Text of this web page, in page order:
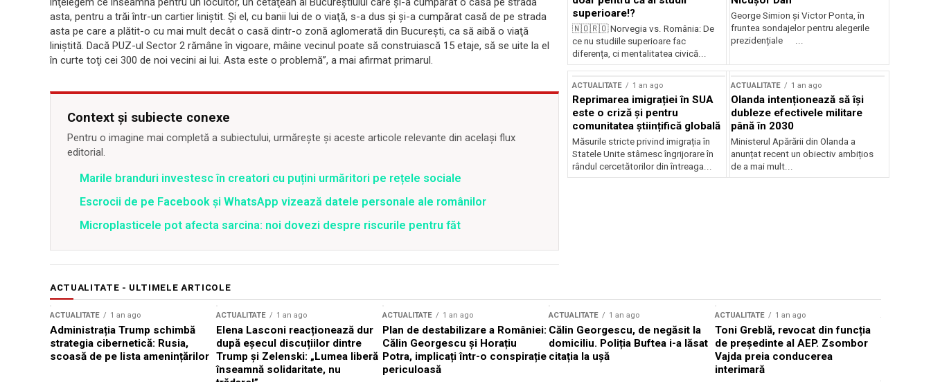
asta, pentru a trăi într-un cartier liniştit. Şi el, cu banii lui de o viaţă, s-a dus şi şi-a cumpărat casă de pe strada
asta pe care a plătit-o cu mai mult decât o casă dintr-o zonă aglomerată din Bucureşti, ca să aibă o viaţă
liniştită. Dacă PUZ-ul Sector 2 rămâne în vigoare, mâine vecinul poate să construiască 15 etaje, să se uite la el
în curte toţi cei 300 de noi vecini ai lui. Asta este o problemă”, a mai afirmat primarul.
Context și subiecte conexe
Pentru o imagine mai completă a subiectului, urmărește și aceste articole relevante din același flux
editorial.
Marile branduri investesc în creatori cu puțini urmăritori pe rețele sociale
Escrocii de pe Facebook și WhatsApp vizează datele personale ale românilor
Microplasticele pot afecta sarcina: noi dovezi despre riscurile pentru făt
superioare!?
🇳🇴🇷🇴 Norvegia vs. România: De
ce nu studiile superioare fac
diferența, ci mentalitatea civică...
George Simion și Victor Ponta, în
fruntea sondajelor pentru alegerile
prezidențiale ...
ACTUALITATE 1 an ago
Reprimarea imigrației în SUA
este o criză și pentru
comunitatea științifică globală
Măsurile stricte privind imigrația în
Statele Unite stârnesc îngrijorare în
rândul cercetătorilor din întreaga...
ACTUALITATE 1 an ago
Olanda intenționează să își
dubleze efectivele militare
până în 2030
Ministerul Apărării din Olanda a
anunțat recent un obiectiv ambițios
de a mai mult...
ACTUALITATE - ULTIMELE ARTICOLE
ACTUALITATE 1 an ago
Administrația Trump schimbă
strategia cibernetică: Rusia,
scoasă de pe lista amenințărilor
ACTUALITATE 1 an ago
Elena Lasconi reacționează dur
după eșecul discuțiilor dintre
Trump și Zelenski: „Lumea liberă
înseamnă solidaritate, nu
ACTUALITATE 1 an ago
Plan de destabilizare a României:
Călin Georgescu și Horațiu
Potra, implicați într-o conspirație
periculoasă
ACTUALITATE 1 an ago
Călin Georgescu, de negăsit la
domiciliu. Poliția Buftea i-a lăsat
citația la ușă
ACTUALITATE 1 an ago
Toni Greblă, revocat din funcția
de președinte al AEP. Zsombor
Vajda preia conducerea
interimară